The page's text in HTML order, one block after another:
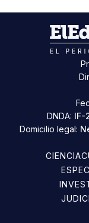
DNDA: IF-
Domicilio legal:
CIENCIA